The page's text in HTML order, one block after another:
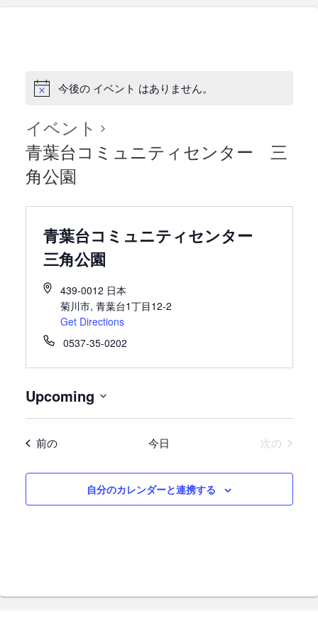
今後の イベント はありません。
イベント
青葉台コミュニティセンター 三
角公園
青葉台コミュニティセンター
三角公園
439-0012 日本
菊川市, 青葉台1丁目12-2
Get Directions
0537-35-0202
Upcoming
を 前のイベント 今日 次の イベン
自分のカレンダーと連携する